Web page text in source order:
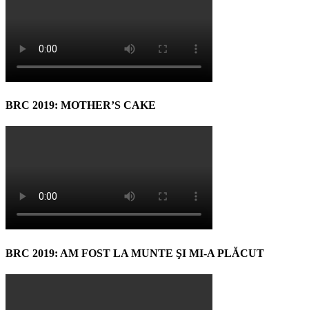
BRC 2019: MOTHER’S CAKE
BRC 2019: AM FOST LA MUNTE ŞI MI-A PLĂCUT